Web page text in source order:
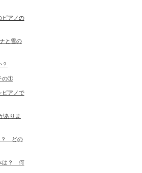
ピアノの
と雪の
の①
ピアノで
ありま
？ どの
は？ 何